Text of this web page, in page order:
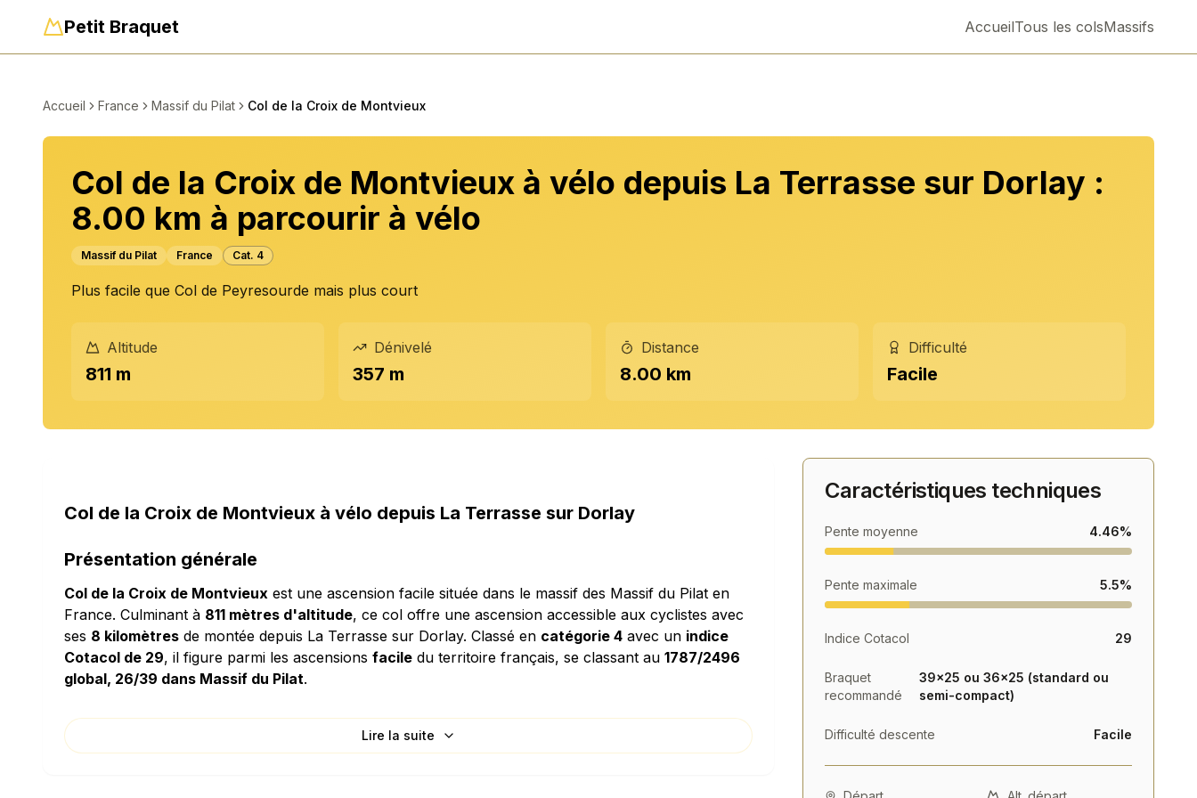
Petit Braquet AccueilTous les colsMassifs
Accueil France Massif du Pilat Col de la Croix de Montvieux
Col de la Croix de Montvieux à vélo depuis La Terrasse sur Dorlay :
8.00 km à parcourir à vélo
Massif du Pilat France Cat. 4
Plus facile que Col de Peyresourde mais plus court
Altitude
811 m
Dénivelé
357 m
Distance
8.00 km
Difficulté
Facile
Col de la Croix de Montvieux à vélo depuis La Terrasse sur Dorlay
Présentation générale
Col de la Croix de Montvieux est une ascension facile située dans le massif des Massif du Pilat en
France. Culminant à 811 mètres d'altitude, ce col offre une ascension accessible aux cyclistes avec
ses 8 kilomètres de montée depuis La Terrasse sur Dorlay. Classé en catégorie 4 avec un indice
Cotacol de 29, il figure parmi les ascensions facile du territoire français, se classant au 1787/2496
global, 26/39 dans Massif du Pilat.
Caractéristiques techniques
L'ascension de Col de la Croix de Montvieux se distingue par sapente moyenne de 4.46%, ce qui en
Lire la suite
Caractéristiques techniques
Pente moyenne 4.46%
Pente maximale 5.5%
Indice Cotacol 29
Braquet
recommandé
39×25 ou 36×25 (standard ou
semi-compact)
Difficulté descente Facile